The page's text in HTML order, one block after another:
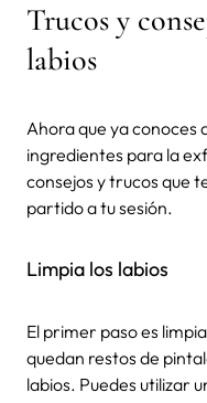
Trucos y
labios
Ahora que ya conoces
ingredientes para la
consejos y trucos que
partido a tu sesión.
Limpia los labios
El primer paso es
quedan restos de
labios. Puedes utilizar